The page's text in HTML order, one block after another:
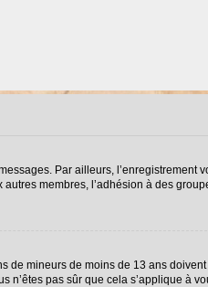
Par ailleurs, l’enregistrement
membres, l’adhésion à des
de mineurs de moins de 13 ans
n’êtes pas sûr que cela s’applique à